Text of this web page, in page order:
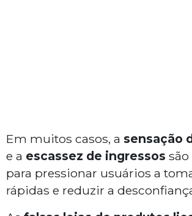
Em muitos casos, a sensação
e a escassez de ingressos
para pressionar usuários a
rápidas e reduzir a